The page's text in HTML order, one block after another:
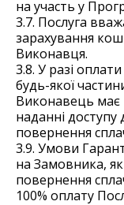
на участь у
3.7. Послуга
зарахування
Виконавця.
3.8. У разі
будь-якої
Виконавець має
наданні доступу
повернення
3.9. Умови
на Замовника,
повернення
100% оплату